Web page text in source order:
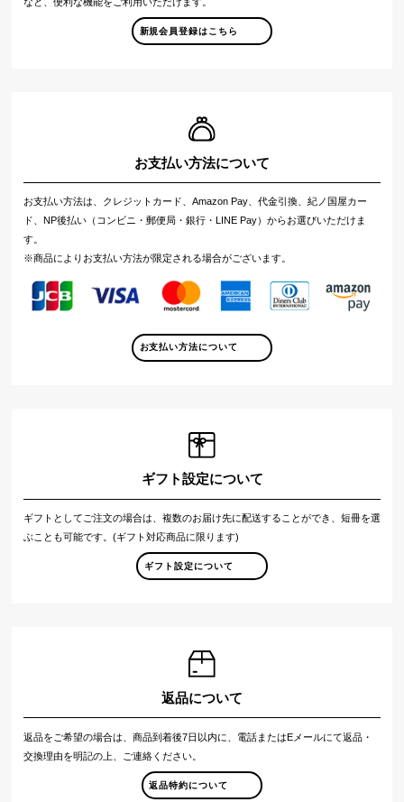
新規会員登録はこちら
お支払い方法について
お支払い方法は、クレジットカード、Amazon Pay、代金引換、紀ノ国屋カー
ド、NP後払い（コンビニ・郵便局・銀行・LINE Pay）からお選びいただけま
す。
※商品によりお支払い方法が限定される場合がございます。
お支払い方法について
ギフト設定について
ギフトとしてご注文の場合は、複数のお届け先に配送することができ、短冊を選
ぶことも可能です。(ギフト対応商品に限ります)
ギフト設定について
返品について
返品をご希望の場合は、商品到着後7日以内に、電話またはEメールにて返品・
交換理由を明記の上、ご連絡ください。
返品特約について